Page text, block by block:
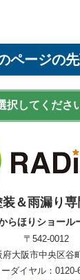
ページの
＆雨漏り
らほりショール
〒542-0012
府大阪市中央区谷
ダイヤル：0120-